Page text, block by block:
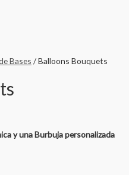
Bases / Balloons Bouquets
y una Burbuja personalizada